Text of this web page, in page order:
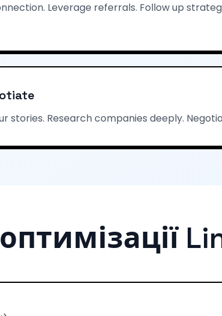
Leverage referrals. Follow up
stories. Research companies deeply.